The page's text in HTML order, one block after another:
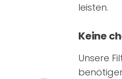
leisten.
Keine
Unsere